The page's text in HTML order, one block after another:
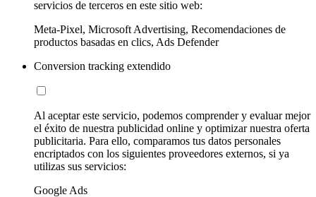
servicios de terceros en este sitio web:
Meta-Pixel, Microsoft Advertising, Recomendaciones de
productos basadas en clics, Ads Defender
Conversion tracking extendido
Al aceptar este servicio, podemos comprender y evaluar mejor
el éxito de nuestra publicidad online y optimizar nuestra oferta
publicitaria. Para ello, comparamos tus datos personales
encriptados con los siguientes proveedores externos, si ya
utilizas sus servicios:
Google Ads